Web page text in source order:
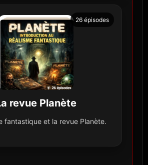
26 épisodes
revue Planète
fantastique et la revue Planète.